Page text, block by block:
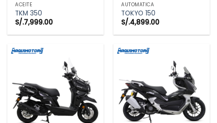
ACEITE
TKM 350
S/.7,999.00
AUTOMÁTICA
TOKYO 150
S/.4,899.00